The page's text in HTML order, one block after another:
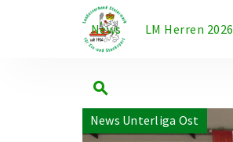
News LM Herren 2026
search
News Unterliga Ost